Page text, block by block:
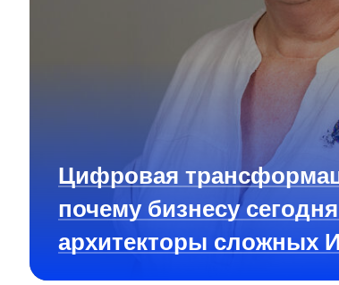
Цифровая
почему бизнесу
архитекторы сложных